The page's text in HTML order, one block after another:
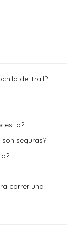
de Trail?
son seguras?
correr una